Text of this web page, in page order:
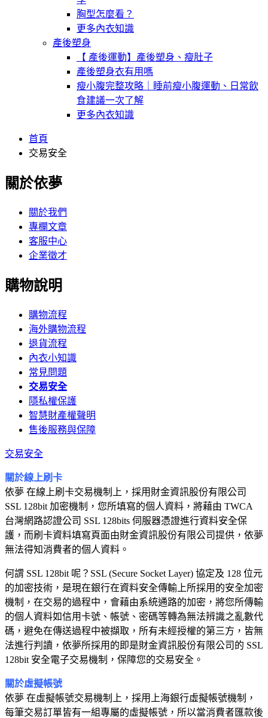
胸型怎麼看？
更多內衣知識
產後塑身
【 產後運動】產後塑身、瘦肚子
產後塑身衣有用嗎
瘦小腹完整攻略｜睡前瘦小腹運動、日常飲
食建議一次了解
更多內衣知識
首頁
交易安全
關於依夢
關於我們
專欄文章
客服中心
企業徵才
購物說明
購物流程
海外購物流程
退貨流程
內衣小知識
常見問題
交易安全
隱私權保護
智慧財產權聲明
售後服務與保障
交易安全
關於線上刷卡
依夢 在線上刷卡交易機制上，採用財金資訊股份有限公司
SSL 128bit 加密機制，您所填寫的個人資料，將藉由 TWCA
台灣網路認證公司 SSL 128bits 伺服器憑證進行資料安全保
護，而刷卡資料填寫頁面由財金資訊股份有限公司提供，依夢
無法得知消費者的個人資料。
何謂 SSL 128bit 呢？SSL (Secure Socket Layer) 協定及 128 位元
的加密技術，是現在銀行在資料安全傳輸上所採用的安全加密
機制，在交易的過程中，會藉由系統通路的加密，將您所傳輸
的個人資料如信用卡號、帳號、密碼等轉為無法辨識之亂數代
碼，避免在傳送過程中被擷取，所有未經授權的第三方，皆無
法進行判讀，依夢所採用的即是財金資訊股份有限公司的 SSL
128bit 安全電子交易機制，保障您的交易安全。
關於虛擬帳號
依夢 在虛擬帳號交易機制上，採用上海銀行虛擬帳號機制，
每筆交易訂單皆有一組專屬的虛擬帳號，所以當消費者匯款後